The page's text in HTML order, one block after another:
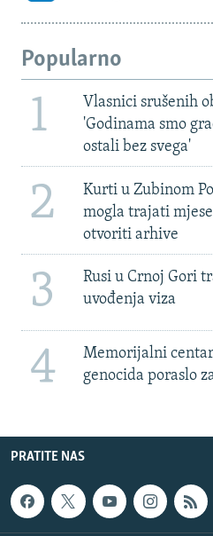
Popularno
1
Vlasnici srušenih
'Godinama smo
ostali bez svega'
2
Kurti u Zubinom
mogla trajati
otvoriti arhive
3
Rusi u Crnoj Gori
uvođenja viza
4
Memorijalni
genocida poraslo
PRATITE NAS